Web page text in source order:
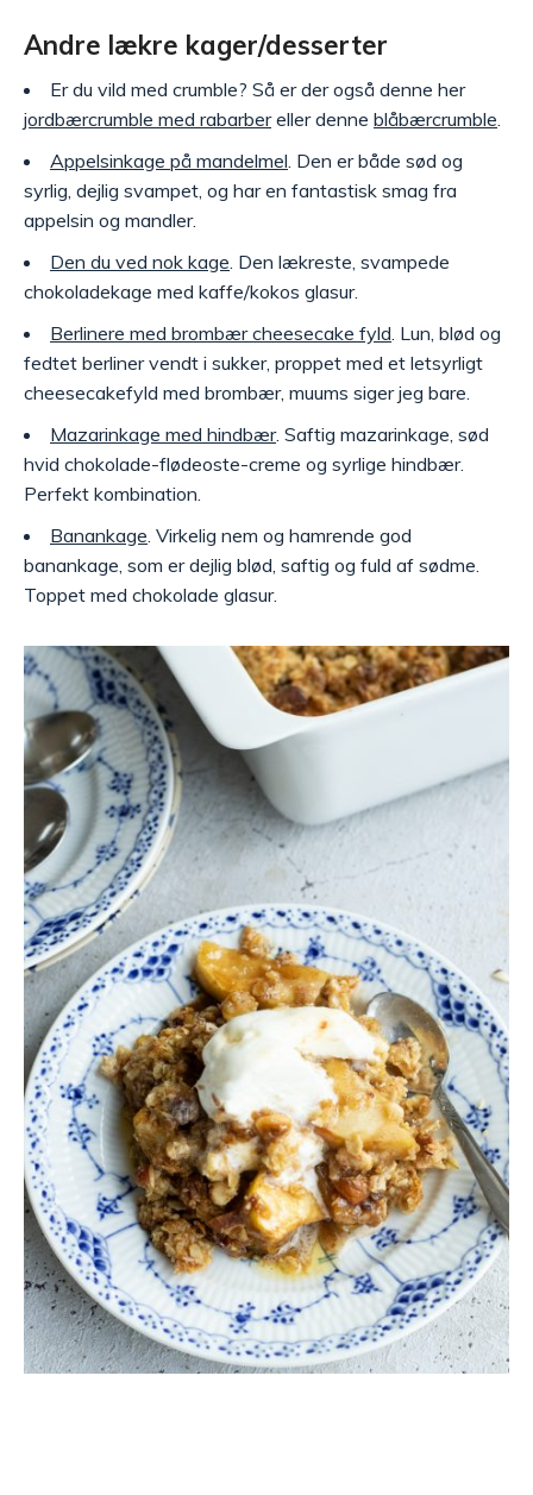
Andre lækre kager/desserter
Er du vild med crumble? Så er der også denne her
jordbærcrumble med rabarbereller denne blåbærcrumble.
Appelsinkage på mandelmel. Den er både sød og
syrlig, dejlig svampet, og har en fantastisk smag fra
appelsin og mandler.
Den du ved nok kage. Den lækreste, svampede
chokoladekage med kaffe/kokos glasur.
Berlinere med brombær cheesecake fyld. Lun, blød og
fedtet berliner vendt i sukker, proppet med et letsyrligt
cheesecakefyld med brombær, muums siger jeg bare.
Mazarinkage med hindbær. Saftig mazarinkage, sød
hvid chokolade-flødeoste-creme og syrlige hindbær.
Perfekt kombination.
Banankage. Virkelig nem og hamrende god
banankage, som er dejlig blød, saftig og fuld af sødme.
Toppet med chokolade glasur.